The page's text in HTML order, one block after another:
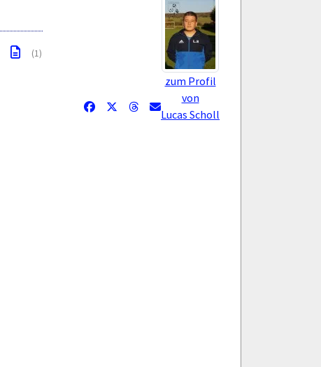
zum Profil
von
Lucas Scholl
(1)